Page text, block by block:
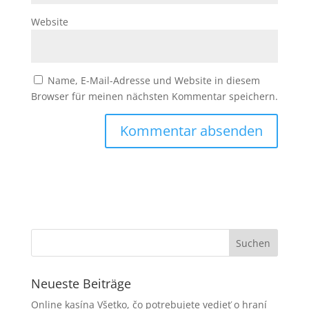
Website
Name, E-Mail-Adresse und Website in diesem
Browser für meinen nächsten Kommentar speichern.
Neueste Beiträge
Online kasína Všetko, čo potrebujete vedieť o hraní